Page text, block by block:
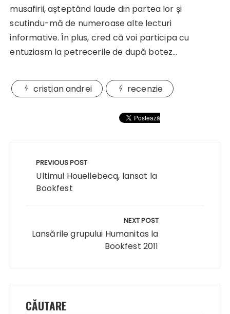
musafirii, așteptând laude din partea lor și
scutindu-mă de numeroase alte lecturi
informative. În plus, cred că voi participa cu
entuziasm la petrecerile de după botez…
cristian andrei recenzie
articole
PREVIOUS POST
Ultimul Houellebecq, lansat la
Bookfest
NEXT POST
Lansările grupului Humanitas la
Bookfest 2011
CĂUTARE